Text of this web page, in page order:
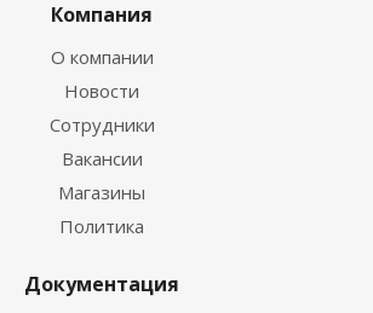
Компания
О компании
Новости
Сотрудники
Вакансии
Магазины
Политика
Документация